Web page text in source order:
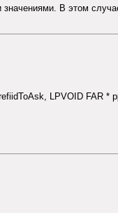
В этом
LPVOID FAR *